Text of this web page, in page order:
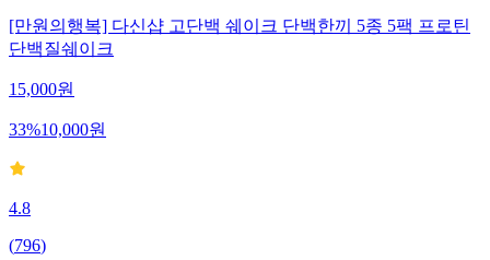
[만원의행복] 다신샵 고단백 쉐이크 단백한끼 5종 5팩 프로틴
단백질쉐이크
15,000원
33%10,000원
4.8
(796)